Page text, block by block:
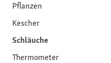
Pflanzen
Kescher
Schläuche
Thermometer